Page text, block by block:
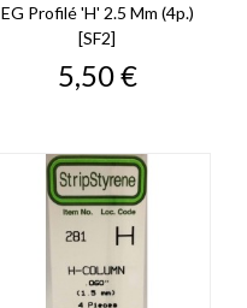
EG Profilé 'H' 2.5 Mm (4p.)
[SF2]
Prix
5,50 €